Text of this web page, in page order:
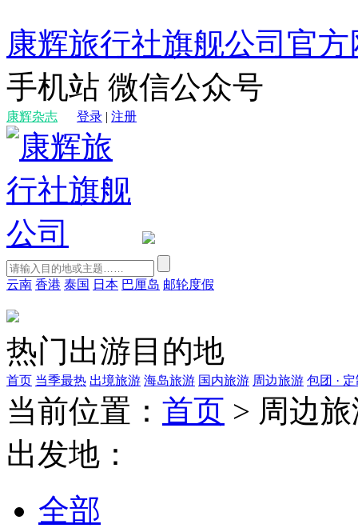
康辉旅行社旗舰公司官方
手机站 微信公众号
康辉杂志 登录 | 注册
云南 香港 泰国 日本 巴厘岛 邮轮度假
热门出游目的地
首页 当季最热 出境旅游 海岛旅游 国内旅游 周边旅游 包团 ·
当前位置： 首页 > 周边
出发地：
全部